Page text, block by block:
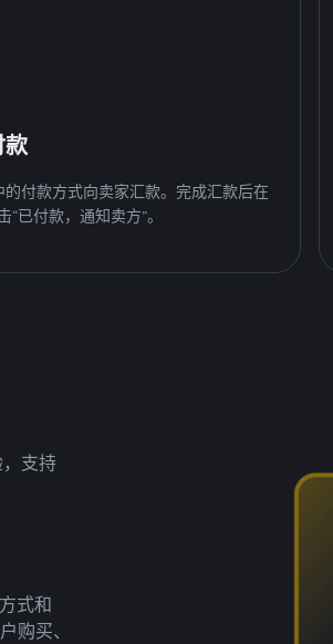
款
付款方式向卖家汇款。完成汇款后在
“已付款，通知卖方”。
支持
式和
购买、